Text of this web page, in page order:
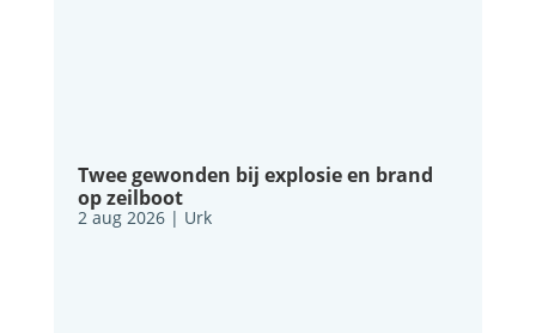
Twee gewonden bij explosie en brand
op zeilboot
2 aug 2026| Urk